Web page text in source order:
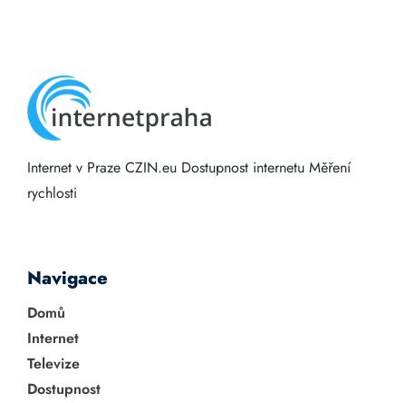
Internet v Praze CZIN.eu Dostupnost internetu Měření
rychlosti
Navigace
Domů
Internet
Televize
Dostupnost